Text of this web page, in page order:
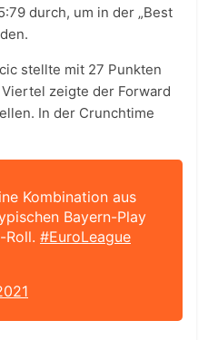
durch, um in der „Best
stellte mit 27 Punkten
zeigte der Forward
In der Crunchtime
Kombination aus
Bayern-Play
Roll. #EuroLeague